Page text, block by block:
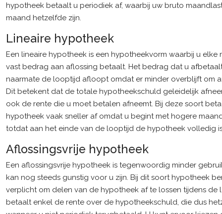
hypotheek betaalt u periodiek af, waarbij uw bruto
maand hetzelfde zijn.
Lineaire hypotheek
Een lineaire hypotheek is een hypotheekvorm waarbij u elke
vast bedrag aan aflossing betaalt. Het bedrag dat u
naarmate de looptijd afloopt omdat er minder overblijft om
Dit betekent dat de totale hypotheekschuld geleidelijk
ook de rente die u moet betalen afneemt. Bij deze soort
hypotheek vaak sneller af omdat u begint met hogere
totdat aan het einde van de looptijd de hypotheek volledig
Aflossingsvrije hypotheek
Een aflossingsvrije hypotheek is tegenwoordig minder
kan nog steeds gunstig voor u zijn. Bij dit soort hypotheek
verplicht om delen van de hypotheek af te lossen tijdens de
betaalt enkel de rente over de hypotheekschuld, die dus